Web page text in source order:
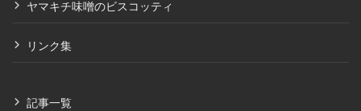
ヤマキチ味噌のビスコッティ
リンク集
記事一覧